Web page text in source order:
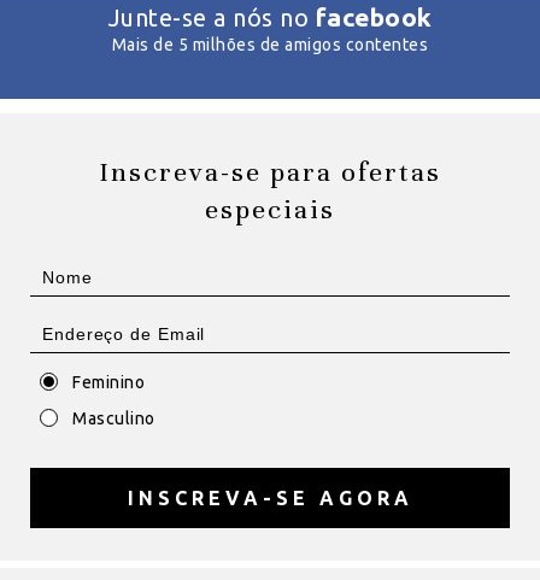
Junte-se a nós no facebook
Mais de 5 milhões de amigos contentes
Inscreva-se para ofertas
especiais
Feminino
Masculino
INSCREVA-SE AGORA